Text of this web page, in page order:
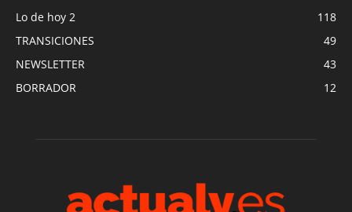
Lo de hoy 2
118
TRANSICIONES
49
NEWSLETTER
43
BORRADOR
12